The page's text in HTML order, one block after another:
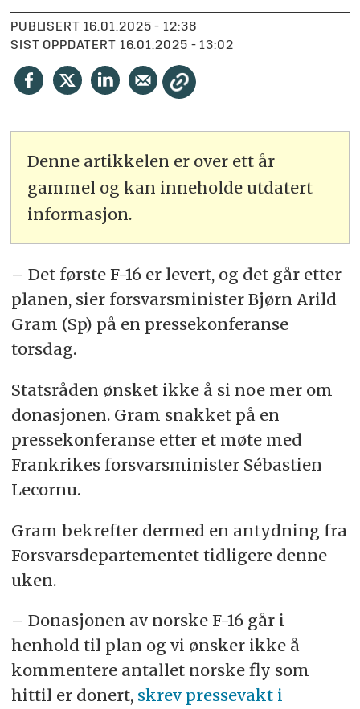
PUBLISERT
16.01.2025 - 12:38
SIST OPPDATERT
16.01.2025 - 13:02
Denne artikkelen er over ett år
gammel og kan inneholde utdatert
informasjon.
– Det første F-16 er levert, og det går etter
planen, sier forsvarsminister Bjørn Arild
Gram (Sp) på en pressekonferanse
torsdag.
Statsråden ønsket ikke å si noe mer om
donasjonen. Gram snakket på en
pressekonferanse etter et møte med
Frankrikes forsvarsminister Sébastien
Lecornu.
Gram bekrefter dermed en antydning fra
Forsvarsdepartementet tidligere denne
uken.
– Donasjonen av norske F-16 går i
henhold til plan og vi ønsker ikke å
kommentere antallet norske fly som
hittil er donert, skrev pressevakt i